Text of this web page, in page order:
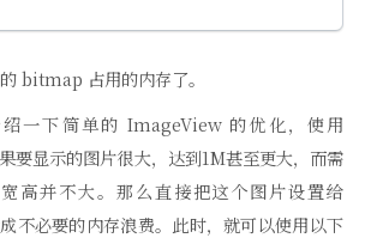
bitmap 占用的内存了。
一下简单的 ImageView 的优化，使用
要显示的图片很大，达到1M甚至更大，而需
高并不大。那么直接把这个图片设置给
不必要的内存浪费。此时，就可以使用以下